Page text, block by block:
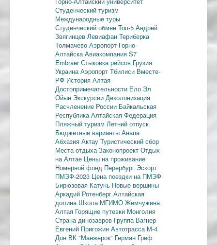
Студенческий туризм
Международные туры
Студенческий обмен Топ-5 Андрей
Звягинцев Левиафан Териберка
Толмачево Аэропорт Горно-
АлтайскаАвиакомпания S7
EmbraerСтыковка рейсов Грузия
УкраинаАэропорт Тбилиси Вместе-
РФ История Алтая
Достопримечательности Ело Эл
Ойын Экскурсии Деколонизация
Расчленение России Байкальская
РеспубликаАлтайская Федерация
Пляжный туризм Летний отпуск
Бюджетные варианты Анапа
Абхазия Актау Туристический сбор
Места отдыхаЗаконопроект Отдых
на Алтае Цены на проживание
Номерной фонд Перербург Эскорт
ПМЭФ-2023 Цена поездки на ПМЭФ
Бирюзовая Катунь Новые вершины
Аркадий Ротенберг Алтайская
долина Школа МГИМО Жемчужина
Алтая Горящие путевки Монголия
Страна динозавров Группа Вагнер
Евгений Пригожин Автотрасса М-4
Дон ВК "Манжерок" Герман Греф